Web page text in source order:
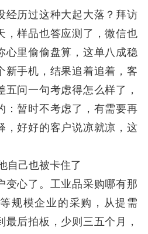
经历过这种大起大落？拜访
，样品也答应测了，微信也
心里偷偷盘算，这单八成稳
新手机，结果追着追着，客
五问一句考虑得怎么样了，
：暂时不考虑了，有需要再
，好好的客户说凉就凉，这
自己也被卡住了
变心了。工业品采购哪有那
规模企业的采购，从提需
后拍板，少则三五个月，